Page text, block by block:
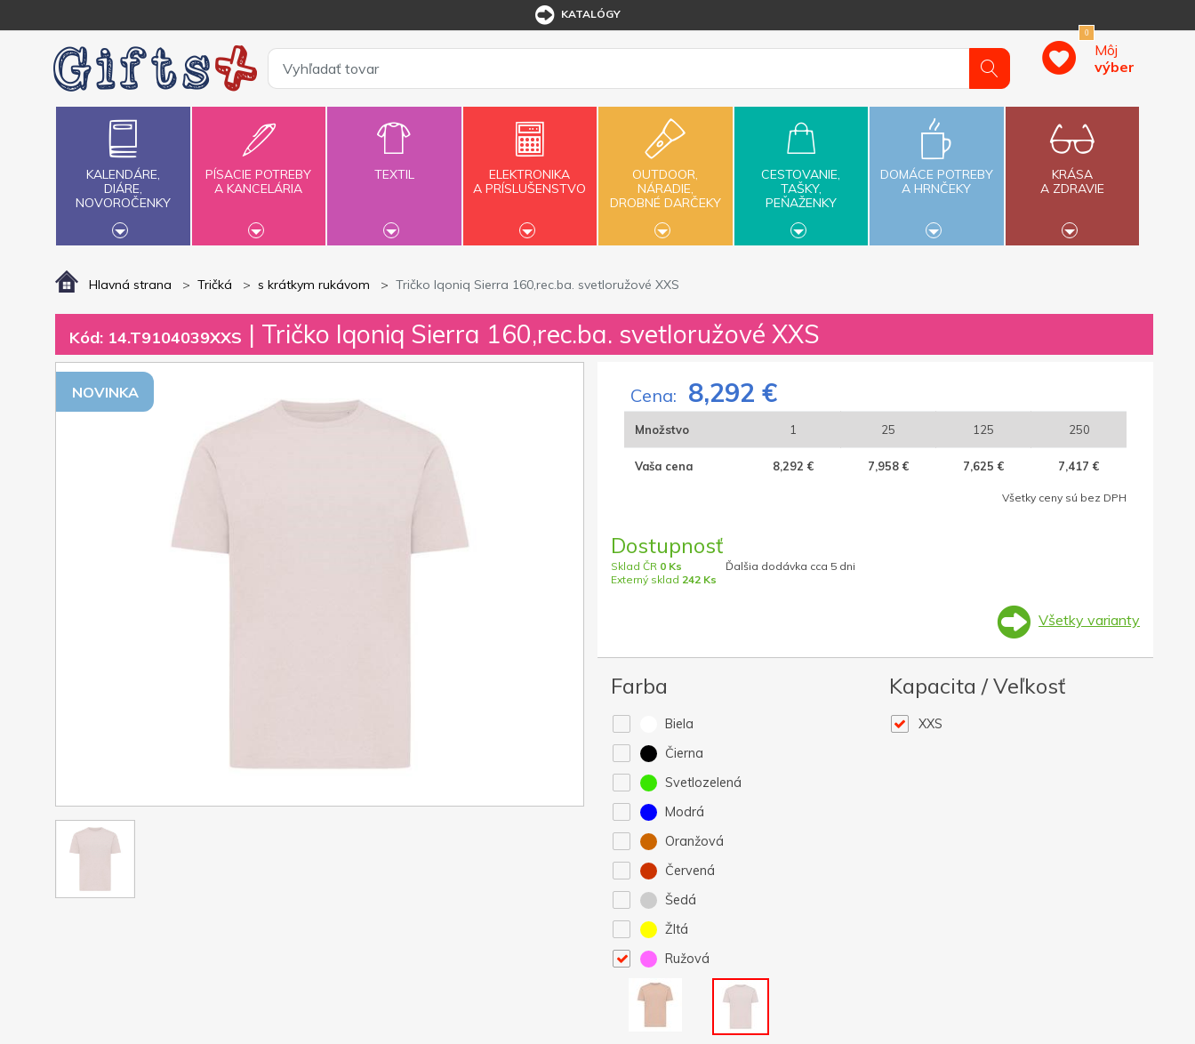
KATALÓGY
0
Môj
výber
KALENDÁRE,
DIÁRE,
NOVOROČENKY
PÍSACIE POTREBY
A KANCELÁRIA
TEXTIL
ELEKTRONIKA
A PRÍSLUŠENSTVO
OUTDOOR,
NÁRADIE,
DROBNÉ DARČEKY
CESTOVANIE,
TAŠKY,
PEŇAŽENKY
DOMÁCE POTREBY
A HRNČEKY
KRÁSA
A ZDRAVIE
Hlavná strana Tričká s krátkym rukávom Tričko Iqoniq Sierra 160,rec.ba. svetloružové XXS
Kód: 14.T9104039XXS | Tričko Iqoniq Sierra 160,rec.ba. svetloružové XXS
NOVINKA Cena: 8,292 €
Množstvo 1 25 125 250
Vaša cena 8,292 € 7,958 € 7,625 € 7,417 €
Všetky ceny sú bez DPH
Dostupnosť
Sklad ČR 0 Ks
Externý sklad 242 Ks
Ďalšia dodávka cca 5 dni
Všetky varianty
Farba
Biela
Čierna
Svetlozelená
Modrá
Oranžová
Červená
Šedá
Žltá
Ružová
Kapacita / Veľkosť
XXS